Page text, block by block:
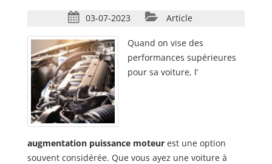
03-07-2023 Article
Quand on vise des
performances supérieures
pour sa voiture, l’
augmentation puissance moteur est une option
souvent considérée. Que vous ayez une voiture à